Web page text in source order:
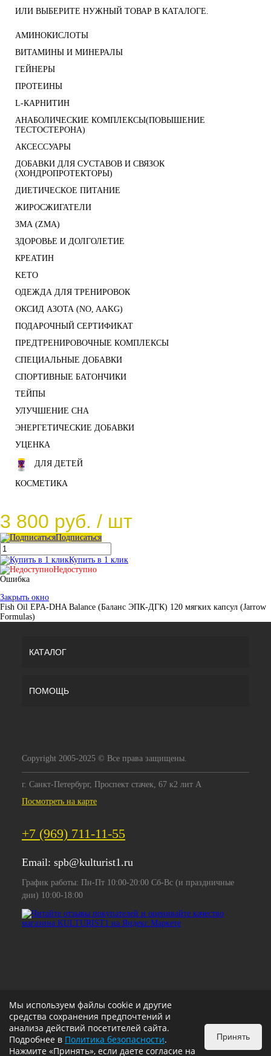
ИЛИ ВЫБЕРИТЕ НУЖНЫЙ ТОВАР В КАТАЛОГЕ.
АМИНОКИСЛОТЫ
ВИТАМИНЫ И МИНЕРАЛЫ
ГЕЙНЕРЫ
ПРОТЕИНЫ
L-КАРНИТИН
АНАБОЛИЧЕСКИЕ КОМПЛЕКСЫ(ПОВЫШЕНИЕ
ТЕСТОСТЕРОНА)
АКСЕССУАРЫ
ДОБАВКИ ДЛЯ СУСТАВОВ И СВЯЗОК
(ХОНДРОПРОТЕКТОРЫ)
ДИЕТИЧЕСКОЕ ПИТАНИЕ
ЖИРОСЖИГАТЕЛИ
ЗМА (ZMA)
ЗДОРОВЬЕ И ДОЛГОЛЕТИЕ
КРЕАТИН
KETO
ОДЕЖДА ДЛЯ ТРЕНИРОВОК
ОКСИД АЗОТА (NO, AAKG)
ПОДАРОЧНЫЙ СЕРТИФИКАТ
ПРЕДТРЕНИРОВОЧНЫЕ КОМПЛЕКСЫ
СПЕЦИАЛЬНЫЕ ДОБАВКИ
СПОРТИВНЫЕ БАТОНЧИКИ
ТЕЙПЫ
УЛУЧШЕНИЕ СНА
ЭНЕРГЕТИЧЕСКИЕ ДОБАВКИ
УЦЕНКА
ДЛЯ ДЕТЕЙ
КОСМЕТИКА
3 800 руб. / шт
Подписаться
Купить в 1 клик
Недоступно
Ошибка
Закрыть окно
Fish Oil EPA-DHA Balance (Баланс ЭПК-ДГК) 120 мягких капсул (Jarrow
Formulas)
КАТАЛОГ
ПОМОЩЬ
Copyright 2005-2025 © Все права защищены.
г. Санкт-Петербург, Проспект стачек, 67 к2 лит А
Посмотреть на карте
+7 (969) 711-11-55
Email: spb@kulturist1.ru
График работы: Пн-Пт 10:00-20:00 Сб-Вс (и праздничные
дни) 10:00-18:00
Мы используем файлы cookie и другие
средства сохранения предпочтений и
анализа действий посетителей сайта.
Подробнее в Политика безопасности.
Нажмите «Принять», если даете согласие на
Принять